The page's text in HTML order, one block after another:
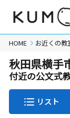
HOME お近くの教
秋田県横手
付近の公文式
リスト